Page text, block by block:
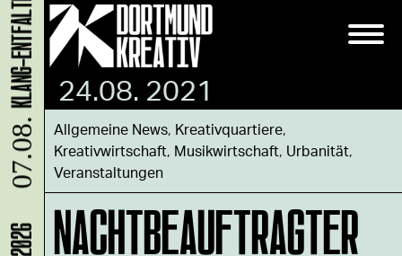
24.08. 2021
Allgemeine News, Kreativquartiere,
Kreativwirtschaft, Musikwirtschaft, Urbanität,
Veranstaltungen
NACHTBEAUFTRAGTER
07.08.